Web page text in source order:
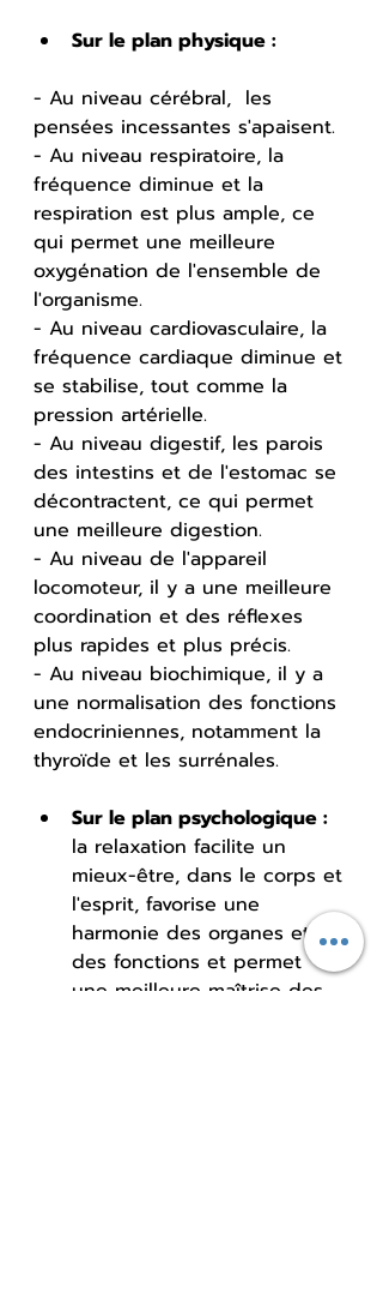
Sur le plan physique :
- Au niveau cérébral,  les
pensées incessantes s'apaisent.
- Au niveau respiratoire, la
fréquence diminue et la
respiration est plus ample, ce
qui permet une meilleure
oxygénation de l'ensemble de
l'organisme.
- Au niveau cardiovasculaire, la
fréquence cardiaque diminue et
se stabilise, tout comme la
pression artérielle.
- Au niveau digestif, les parois
des intestins et de l'estomac se
décontractent, ce qui permet
une meilleure digestion.
- Au niveau de l'appareil
locomoteur, il y a une meilleure
coordination et des réflexes
plus rapides et plus précis.
- Au niveau biochimique, il y a
une normalisation des fonctions
endocriniennes, notamment la
thyroïde et les surrénales.
Sur le plan psychologique :
la relaxation facilite un
mieux-être, dans le corps et
l'esprit, favorise une
harmonie des organes et
des fonctions et permet
une meilleure maîtrise des